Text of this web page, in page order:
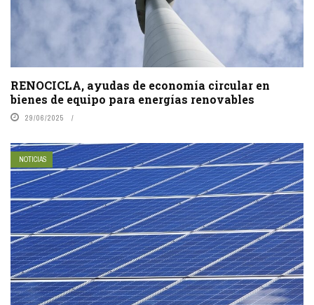
RENOCICLA, ayudas de economía circular en
bienes de equipo para energías renovables
29/06/2025
NOTICIAS